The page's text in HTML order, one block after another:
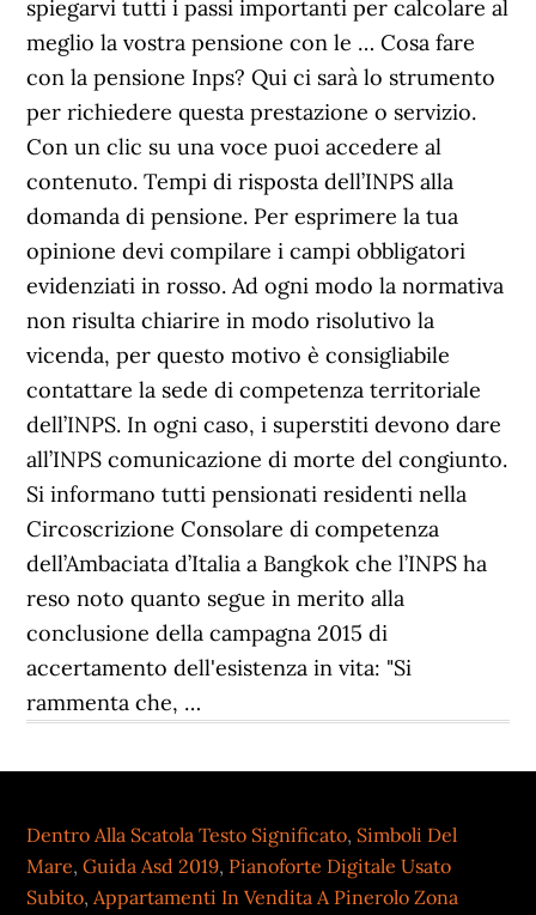
Dentro Alla Scatola Testo Significato, Simboli Del
Mare,Guida Asd 2019, Pianoforte Digitale Usato
Subito,Appartamenti In Vendita A Pinerolo Zona